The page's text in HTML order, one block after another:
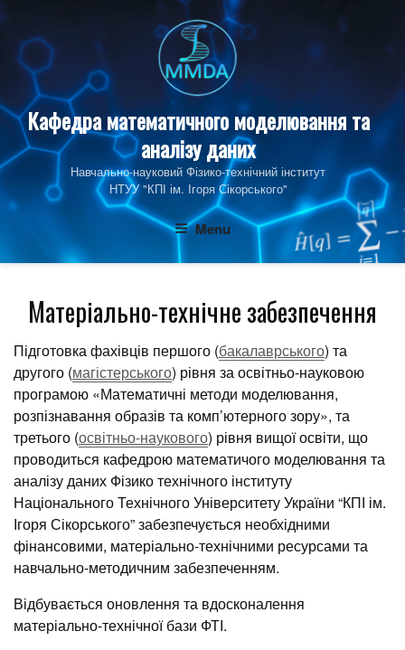
content
Кафедра математичного моделювання та
аналізу даних
Навчально-науковий Фізико‑технічний інститут
НТУУ "КПІ ім. Ігоря Сікорського"
Menu
Матеріально-технічне забезпечення
Підготовка фахівців першого (бакалаврського) та
другого (магістерського) рівня за освітньо-науковою
програмою «Математичні методи моделювання,
розпізнавання образів та комп’ютерного зору», та
третього (освітньо-наукового) рівня вищої освіти, що
проводиться кафедрою математичого моделювання та
аналізу даних Фізико технічного інституту
Національного Технічного Університету України “КПІ ім.
Ігоря Сікорського” забезпечується необхідними
фінансовими, матеріально-технічними ресурсами та
навчально-методичним забезпеченням.
Відбувається оновлення та вдосконалення
матеріально-технічної бази ФТІ.